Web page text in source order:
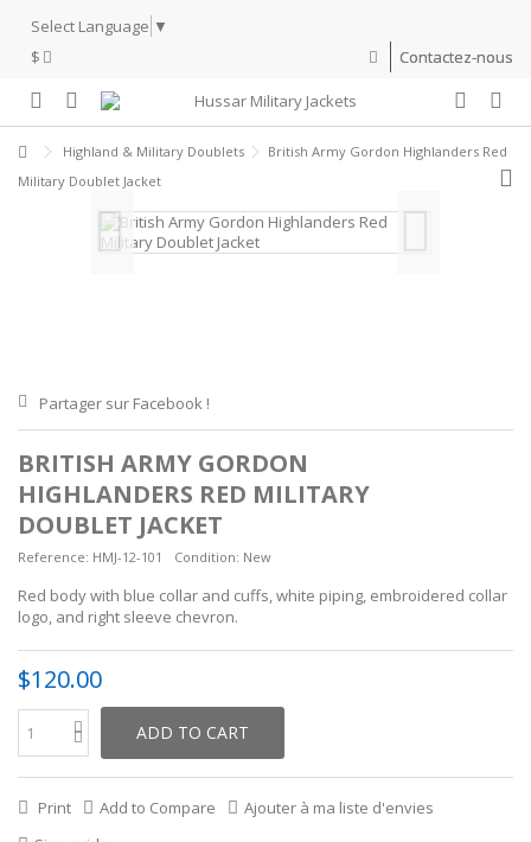
Select Language ▼
$
Contactez-nous
Highland & Military Doublets
British Army Gordon Highlanders Red
Military Doublet Jacket
Partager sur Facebook !
BRITISH ARMY GORDON
HIGHLANDERS RED MILITARY
DOUBLET JACKET
Reference: HMJ-12-101 Condition: New
Red body with blue collar and cuffs, white piping, embroidered collar
logo, and right sleeve chevron.
$120.00
ADD TO CART
Print Add to Compare
Ajouter à ma liste d'envies